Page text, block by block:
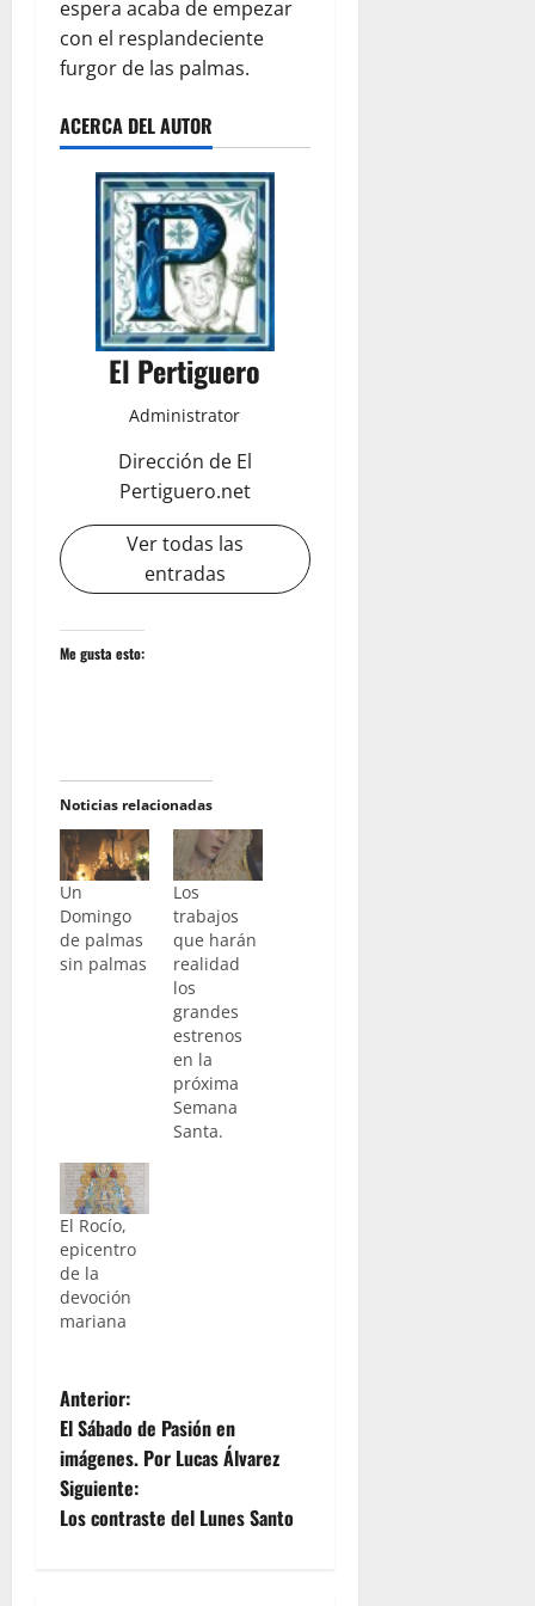
espera acaba de empezar
con el resplandeciente
furgor de las palmas.
ACERCA DEL AUTOR
El Pertiguero
Administrator
Dirección de El
Pertiguero.net
Ver todas las
entradas
Me gusta esto:
Noticias relacionadas
Un
Domingo
de palmas
sin palmas
Los
trabajos
que harán
realidad
los
grandes
estrenos
en la
próxima
Semana
Santa.
El Rocío,
epicentro
de la
devoción
mariana
N
a
v
Anterior:
El Sábado de Pasión en
imágenes. Por Lucas Álvarez
Siguiente:
Los contraste del Lunes Santo